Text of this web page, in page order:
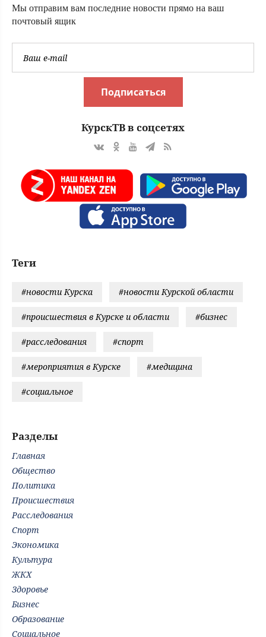
Мы отправим вам последние новости прямо на ваш
почтовый ящик
Подписаться
КурскТВ в соцсетях
Теги
#новости Курска #новости Курской области
#происшествия в Курске и области #бизнес
#расследования #спорт
#мероприятия в Курске #медицина
#социальное
Разделы
Главная
Общество
Политика
Происшествия
Расследования
Спорт
Экономика
Культура
ЖКХ
Здоровье
Бизнес
Образование
Социальное